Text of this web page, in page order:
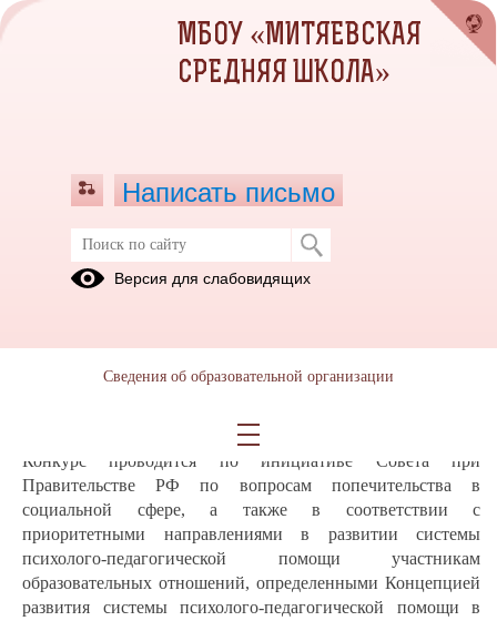
Школа без обид
психологического климата «Школа#безОбид». Его
Конкурс проводится по инициативе Совета при
Правительстве РФ по вопросам попечительства в
социальной сфере, а также в соответствии с
приоритетными направлениями в развитии системы
психолого-педагогической помощи участникам
образовательных отношений, определенными Концепцией
развития системы психолого-педагогической помощи в
МБОУ «МИТЯЕВСКАЯ
СРЕДНЯЯ ШКОЛА»
Написать письмо
Версия для слабовидящих
Сведения об образовательной организации